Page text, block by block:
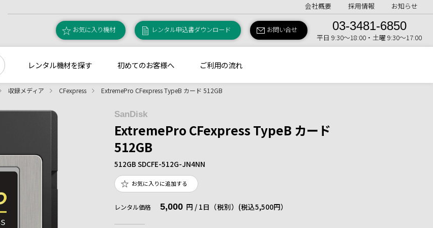
会社概要 採用情報 お知らせ
お気に入り機材 レンタル申込書ダウンロード お問い合せ 03-3481-6850
平日 9:30〜18:00・土曜 9:30〜17:00
レンタル機材を探す 初めてのお客様へ ご利用の流れ
収録メディア CFexpress ExtremePro CFexpress TypeB カード 512GB
SanDisk
ExtremePro CFexpress TypeB カード
512GB
512GB SDCFE-512G-JN4NN
お気に入りに追加する
レンタル価格 5,000 円 / 1日（税別） (税込5,500円）